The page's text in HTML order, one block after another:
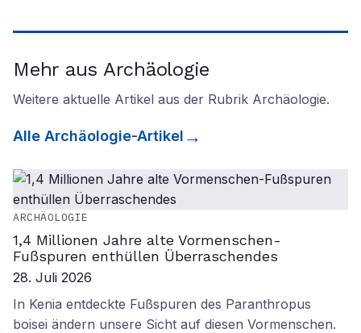
Mehr aus Archäologie
Weitere aktuelle Artikel aus der Rubrik Archäologie.
Alle Archäologie-Artikel
ARCHÄOLOGIE
1,4 Millionen Jahre alte Vormenschen-
Fußspuren enthüllen Überraschendes
28. Juli 2026
In Kenia entdeckte Fußspuren des Paranthropus
boisei ändern unsere Sicht auf diesen Vormenschen.